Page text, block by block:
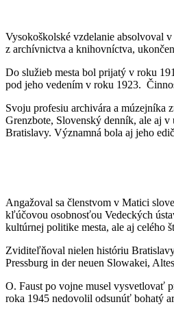
Vysokoškolské vzdelanie absolvoval
z archívnictva a knihovníctva,
Do služieb mesta bol prijatý v roku
pod jeho vedením v roku 1923.
Svoju profesiu archivára a múzejníka
Grenzbote, Slovenský denník, ale aj
Bratislavy. Významná bola aj jeho
Angažoval sa členstvom v Matici
kľúčovou osobnosťou Vedeckých
kultúrnej politike mesta, ale aj celého
Zviditeľňoval nielen históriu
Pressburg in der neuen Slowakei,
O. Faust po vojne musel vysvetlovať
roka 1945 nedovolil odsunúť bohatý